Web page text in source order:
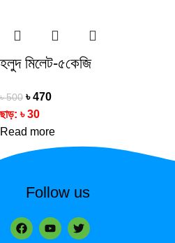
হলুদ মিলেট-৫কেজি
৳500 ৳470
ছাড়: ৳30
Read more
Follow us